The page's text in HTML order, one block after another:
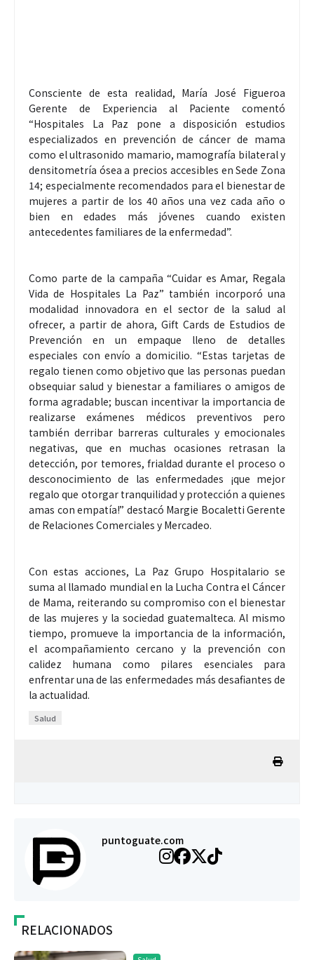
Consciente de esta realidad, María José Figueroa
Gerente de Experiencia al Paciente comentó
“Hospitales La Paz pone a disposición estudios
especializados en prevención de cáncer de mama
como el ultrasonido mamario, mamografía bilateral y
densitometría ósea a precios accesibles en Sede Zona
14; especialmente recomendados para el bienestar de
mujeres a partir de los 40 años una vez cada año o
bien en edades más jóvenes cuando existen
antecedentes familiares de la enfermedad”.
Como parte de la campaña “Cuidar es Amar, Regala
Vida de Hospitales La Paz” también incorporó una
modalidad innovadora en el sector de la salud al
ofrecer, a partir de ahora, Gift Cards de Estudios de
Prevención en un empaque lleno de detalles
especiales con envío a domicilio. “Estas tarjetas de
regalo tienen como objetivo que las personas puedan
obsequiar salud y bienestar a familiares o amigos de
forma agradable; buscan incentivar la importancia de
realizarse exámenes médicos preventivos pero
también derribar barreras culturales y emocionales
negativas, que en muchas ocasiones retrasan la
detección, por temores, frialdad durante el proceso o
desconocimiento de las enfermedades ¡que mejor
regalo que otorgar tranquilidad y protección a quienes
amas con empatía!” destacó Margie Bocaletti Gerente
de Relaciones Comerciales y Mercadeo.
Con estas acciones, La Paz Grupo Hospitalario se
suma al llamado mundial en la Lucha Contra el Cáncer
de Mama, reiterando su compromiso con el bienestar
de las mujeres y la sociedad guatemalteca. Al mismo
tiempo, promueve la importancia de la información,
el acompañamiento cercano y la prevención con
calidez humana como pilares esenciales para
enfrentar una de las enfermedades más desafiantes de
la actualidad.
Salud
puntoguate.com
RELACIONADOS